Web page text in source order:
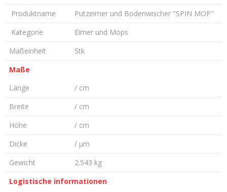
Produktname
Putzeimer und Bodenwischer "SPIN MOP"
Kategorie
Eimer und Mops
Maßeinheit
Stk
Maße
Länge
/ cm
Breite
/ cm
Höhe
/ cm
Dicke
/ µm
Gewicht
2.543 kg
Logistische informationen